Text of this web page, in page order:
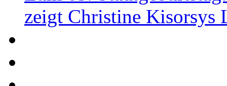
zeigt Christine Kisorsys